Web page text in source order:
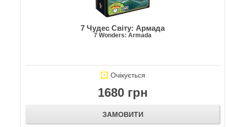
7 Чудес Світу: Армада
7 Wonders: Armada
Очікується
1680 грн
ЗАМОВИТИ